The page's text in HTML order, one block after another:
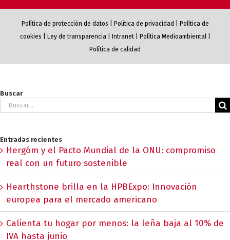
Política de protección de datos Política de privacidad
Política de
cookies
Ley de transparencia| Intranet| Política Medioambiental|
Política de calidad
Buscar
Buscar:
Entradas recientes
Hergóm y el Pacto Mundial de la ONU: compromiso
real con un futuro sostenible
Hearthstone brilla en la HPBExpo: Innovación
europea para el mercado americano
Calienta tu hogar por menos: la leña baja al 10% de
IVA hasta junio